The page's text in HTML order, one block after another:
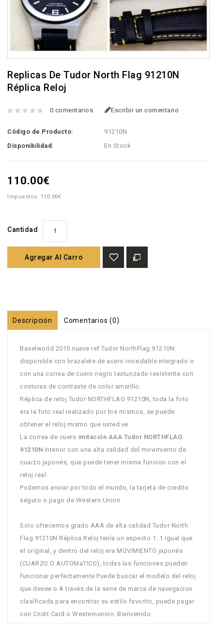
Replicas De Tudor North Flag 91210N
Réplica Reloj
0 comentarios Escribir un comentario
Código de Producto:
91210N
Disponibilidad:
En Stock
110.00€
Impuestos: 110.00€
Cantidad
Agregar Al Carro
Descripción Comentarios (0)
Baselworld 2015 nueva ref Tudor NorthFlag 91210N
disponible con brazalete de acero inoxidable integrado o
con una correa de cuero negro texturizado resístente con
costuras de contraste de color amarillo.
Réplica de reloj Tudor NORTHFLAG 91210N, toda la foto
era la foto real realizado por los mismos, se puede
obtener el reloj mismo que usted ve.
La correa de cuero imitación AAA Tudor NORTHFLAG
91210N interior con una alta calidad del movimiento de
cuarzo japonés, que puede tener misma funcion con el
reloj real.
Podemos enviar por todo el mundo, la tarjeta de credito
seguro o pago de Western Union.
Solo ofrecemos grado AAA de alta calidad Tudor North
Flag 91210N Réplica Reloj tenía un aspecto 1: 1 igual que
el original, y dentro del reloj era MOVIMIENTO japonés
(CUARZO O AUTOMaTICO), todas las funciones pueden
funcionar perfectamente.Puede buscar el modelo del reloj
que desee o A través de la serie de marca de navegacion
clasíficada para encontrar su estilo favorito, puede pagar
con Cridit Card o Westernunion. Bienvenido.